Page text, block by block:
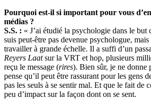
Pourquoi est-il si important pour vous
médias ?
S.S. : « J’ai étudié la psychologie dans le but
suis peut-être pas devenue psychologue,
travailler à grande échelle. Il a suffi d’un
Reyers Laatsur la VRT et hop, plusieurs
reçu le message (rires). Bien sûr, je ne donne
pense qu’il peut être rassurant pour les gens
pas les seuls à se sentir mal. Et que le fait de
peu d’impact sur la façon dont on se sent.